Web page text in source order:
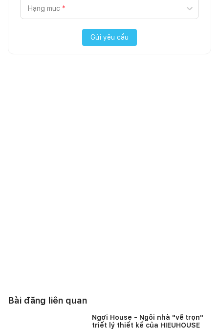
Hạng mục *
Gửi yêu cầu
Bài đăng liên quan
Ngơi House - Ngôi nhà "vẽ trọn"
triết lý thiết kế của HIEUHOUSE